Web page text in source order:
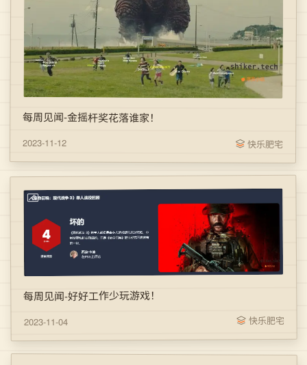
每周见闻-金摇杆奖花落谁家！
2023-11-12 快乐肥宅
每周见闻-好好工作少玩游戏！
2023-11-04 快乐肥宅